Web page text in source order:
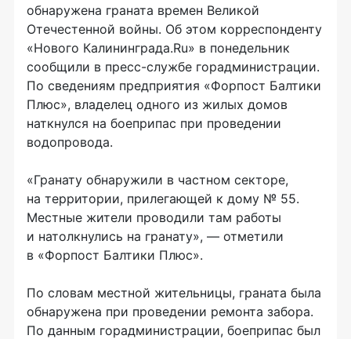
обнаружена граната времен Великой
Отечестенной войны. Об этом корреспонденту
«Нового Калининграда.Ru» в понедельник
сообщили в пресс-службе горадминистрации.
По сведениям предприятия «Форпост Балтики
Плюс», владелец одного из жилых домов
наткнулся на боеприпас при проведении
водопровода.
«Гранату обнаружили в частном секторе,
на территории, прилегающей к дому № 55.
Местные жители проводили там работы
и натолкнулись на гранату», — отметили
в «Форпост Балтики Плюс».
По словам местной жительницы, граната была
обнаружена при проведении ремонта забора.
По данным горадминистрации, боеприпас был